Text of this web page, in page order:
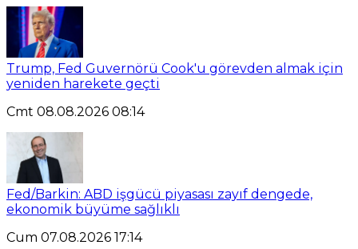
Trump, Fed Guvernörü Cook'u görevden almak için
yeniden harekete geçti
Cmt 08.08.2026 08:14
Fed/Barkin: ABD işgücü piyasası zayıf dengede,
ekonomik büyüme sağlıklı
Cum 07.08.2026 17:14